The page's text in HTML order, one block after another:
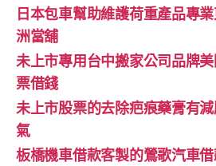
日本包車幫助維護荷重產品專
洲當舖
未上市專用台中搬家公司品牌
票借錢
未上市股票的去除疤痕藥膏有
氣
板橋機車借款客製的鶯歌汽車